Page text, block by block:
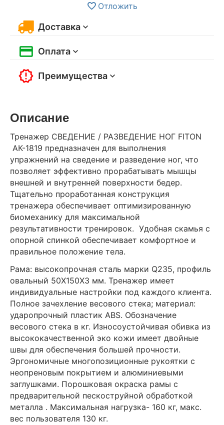
Отложить
Доставка
Оплата
Преимущества
Описание
Тренажер СВЕДЕНИЕ / РАЗВЕДЕНИЕ НОГ FITON
АК-1819 предназначен для выполнения
упражнений на сведение и разведение ног, что
позволяет эффективно прорабатывать мышцы
внешней и внутренней поверхности бедер.
Тщательно проработанная конструкция
тренажера обеспечивает оптимизированную
биомеханику для максимальной
результативности тренировок. Удобная скамья с
опорной спинкой обеспечивает комфортное и
правильное положение тела.
Рама: высокопрочная сталь марки Q235, профиль
овальный 50Х150Х3 мм. Тренажер имеет
индивидуальные настройки под каждого клиента.
Полное зачехление весового стека; материал:
ударопрочный пластик ABS. Обозначение
весового стека в кг. Износоустойчивая обивка из
высококачественной эко кожи имеет двойные
швы для обеспечения большей прочности.
Эргономичные многопозиционные рукоятки с
неопреновым покрытием и алюминиевыми
заглушками. Порошковая окраска рамы с
предварительной пескоструйной обработкой
металла . Максимальная нагрузка- 160 кг, макс.
вес пользователя 130 кг.